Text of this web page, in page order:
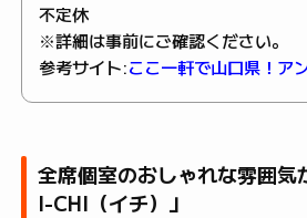
不定休
※詳細は事前にご確認ください。
参考サイト:ここ一軒で山口県！ア
全席個室のおしゃれな雰囲気
I-CHI（イチ）」